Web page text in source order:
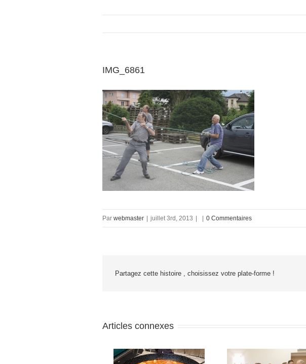
IMG_6861
Par webmaster juillet 3rd, 2013 0 Commentaires
Partagez cette histoire , choisissez votre plate-forme !
Articles connexes